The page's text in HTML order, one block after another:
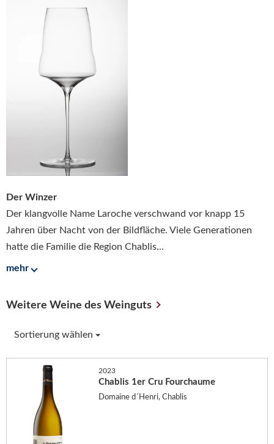
Der Winzer
Der klangvolle Name Laroche verschwand vor knapp 15
Jahren über Nacht von der Bildfläche. Viele Generationen
hatte die Familie die Region Chablis...
mehr
Weitere Weine des Weinguts
Sortierung wählen
2023
Chablis 1er Cru Fourchaume
Domaine d´Henri, Chablis